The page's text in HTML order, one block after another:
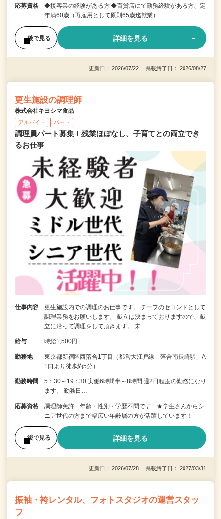
応募資格
◆接客業の経験がある方 ◆百貨店にて勤務経験がある方、定
年満60歳（再雇用として原則65歳迄就業）
後で見る 詳細を見る
更新日： 2026/07/22 掲載終了日： 2026/08/27
更生施設の調理師
株式会社キヨシマ食品
アルバイト パート
調理員パート募集！残業ほぼなし、子育てとの両立でき
るお仕事
仕事内容
更生施設内での調理のお仕事です。 チーフのセコンドとして
調理業務をお願いします。 献立は決まっておりますので、献
立に沿って調理をして頂きます。 未…
給与 時給1,500円
勤務地
東京都新宿区西落合1丁目（都営大江戸線「落合南長崎駅」A
1口より徒歩約5分）
勤務時間
5：30～19：30 実働6時間半～8時間 週2日程度の勤務になり
ます。 勤務日…
応募資格
調理師免許 年齢・性別・学歴不問です ★学生さんからシ
ニア世代の方まで幅広い年齢層の方が活躍しています！
後で見る 詳細を見る
更新日： 2026/07/28 掲載終了日： 2027/03/31
振袖・袴レンタル、フォトスタジオの運営スタッ
フ